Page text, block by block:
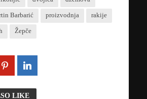
Barbarić proizvodnja rakije
Žepče
LIKE